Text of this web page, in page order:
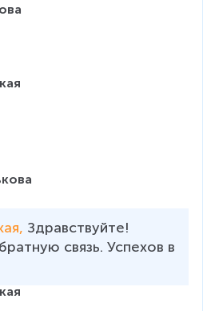
Здравствуйте!
связь. Успехов в